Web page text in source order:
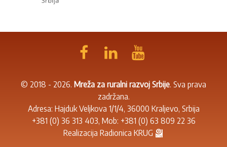
© 2018 - 2026. Mreža za ruralni razvoj Srbije. Sva prava
zadržana.
Adresa: Hajduk Veljkova 1/1/4, 36000 Kraljevo, Srbija
+381 (0) 36 313 403, Mob: +381 (0) 63 809 22 36
Realizacija Radionica KRUG